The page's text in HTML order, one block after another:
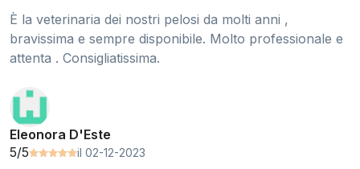
È la veterinaria dei nostri pelosi da molti anni ,
bravissima e sempre disponibile. Molto professionale e
attenta . Consigliatissima.
Eleonora D'Este
5/5
il 02-12-2023